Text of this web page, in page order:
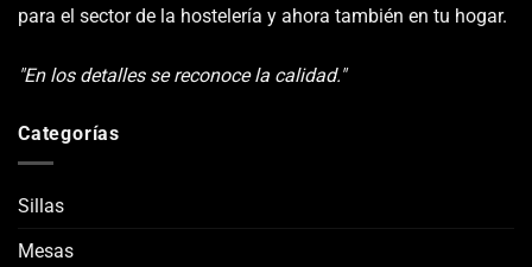
para el sector de la hostelería y ahora también en tu hogar.
"En los detalles se reconoce la calidad."
Categorías
Sillas
Mesas